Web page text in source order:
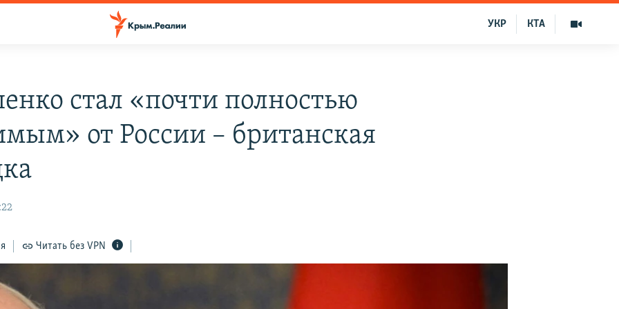
КТА
УКР
стал «почти полностью
от России – британская
Читать без VPN